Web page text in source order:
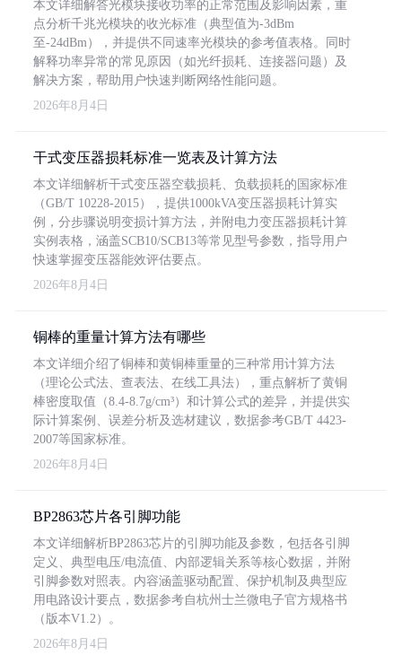
本文详细解答光模块接收功率的正常范围及影响因素，重
点分析千兆光模块的收光标准（典型值为-3dBm
至-24dBm），并提供不同速率光模块的参考值表格。同时
解释功率异常的常见原因（如光纤损耗、连接器问题）及
解决方案，帮助用户快速判断网络性能问题。
2026年8月4日
干式变压器损耗标准一览表及计算方法
本文详细解析干式变压器空载损耗、负载损耗的国家标准
（GB/T 10228-2015），提供1000kVA变压器损耗计算实
例，分步骤说明变损计算方法，并附电力变压器损耗计算
实例表格，涵盖SCB10/SCB13等常见型号参数，指导用户
快速掌握变压器能效评估要点。
2026年8月4日
铜棒的重量计算方法有哪些
本文详细介绍了铜棒和黄铜棒重量的三种常用计算方法
（理论公式法、查表法、在线工具法），重点解析了黄铜
棒密度取值（8.4-8.7g/cm³）和计算公式的差异，并提供实
际计算案例、误差分析及选材建议，数据参考GB/T 4423-
2007等国家标准。
2026年8月4日
BP2863芯片各引脚功能
本文详细解析BP2863芯片的引脚功能及参数，包括各引脚
定义、典型电压/电流值、内部逻辑关系等核心数据，并附
引脚参数对照表。内容涵盖驱动配置、保护机制及典型应
用电路设计要点，数据参考自杭州士兰微电子官方规格书
（版本V1.2）。
2026年8月4日